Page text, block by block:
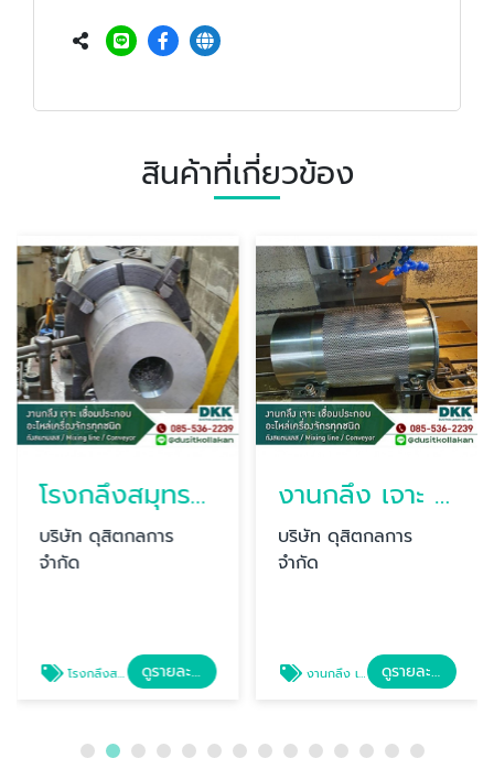
สินค้าที่เกี่ยวข้อง
โรงกลึงสมุทรสงคราม ดุสิตกลการ
บริษัท ดุสิตกลการ
จำกัด
โรงกลึงสมุทรสงคราม ดุสิตกลการ ดูรายละเอียด
งานกลึง เจาะ เชื่อมประกอบอะไหล่เครื่องจักร สมุทรสาคร
บริษัท ดุสิตกลการ
จำกัด
งานกลึง เจาะ เชื่อมประกอบอะไหล่เครื่องจักร สมุทรสาคร ดูรายละเอียด